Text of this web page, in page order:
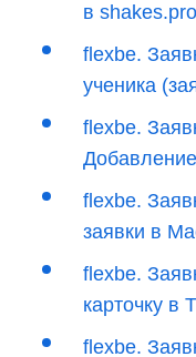
в shakes.pro
flexbe.
ученика
flexbe.
flexbe.
заявки в
flexbe.
карточку в
flexbe.